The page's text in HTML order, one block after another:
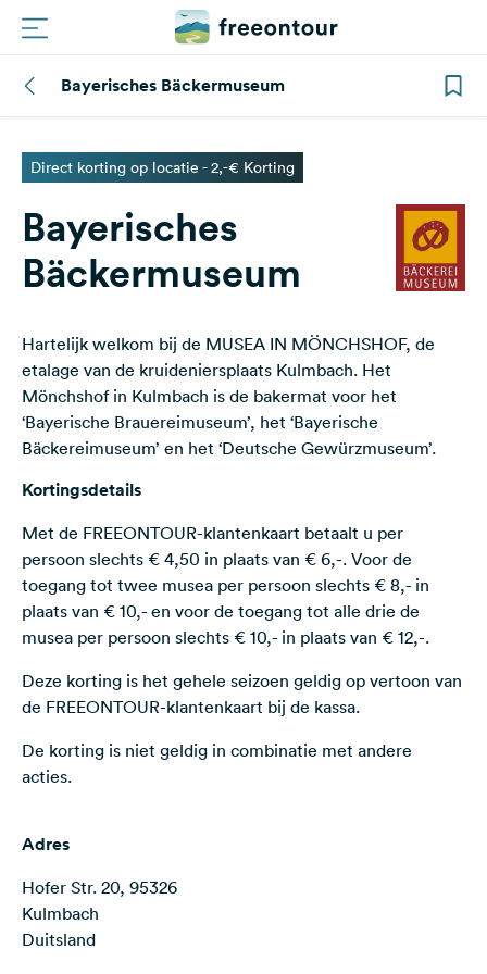
Routes
Campings
Magazine
Partners
Registreren
Inloggen
Nieuwsbrief
Vragen &
Taal:
Nederlands
Volg
op
social
Bayerisches Bäckermuseum
Direct korting op locatie - 2,-€ Korting
Bayerisches
Bäckermuseum
Hartelijk welkom bij de MUSEA IN MÖNCHSHOF, de
etalage van de kruideniersplaats Kulmbach. Het
Mönchshof in Kulmbach is de bakermat voor het
‘Bayerische Brauereimuseum’, het ‘Bayerische
Bäckereimuseum’ en het ‘Deutsche Gewürzmuseum’.
Kortingsdetails
Met de FREEONTOUR-klantenkaart betaalt u per
persoon slechts € 4,50 in plaats van € 6,-. Voor de
toegang tot twee musea per persoon slechts € 8,- in
plaats van € 10,- en voor de toegang tot alle drie de
musea per persoon slechts € 10,- in plaats van € 12,-.
Deze korting is het gehele seizoen geldig op vertoon van
de FREEONTOUR-klantenkaart bij de kassa.
De korting is niet geldig in combinatie met andere
acties.
Adres
Hofer Str. 20, 95326
Kulmbach
Duitsland